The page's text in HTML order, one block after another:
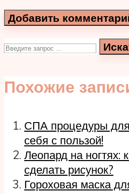
Похожие
СПА процедуры для
себя с пользой!
Леопард на ногтях:
сделать рисунок?
Гороховая маска